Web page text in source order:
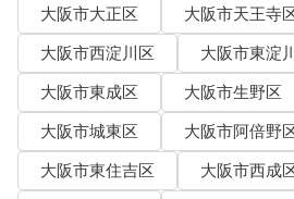
大阪市大正区 大阪市天王寺
大阪市西淀川区
大阪市東淀
大阪市東成区
大阪市生野区
大阪市城東区
大阪市阿倍野
大阪市東住吉区
大阪市西成